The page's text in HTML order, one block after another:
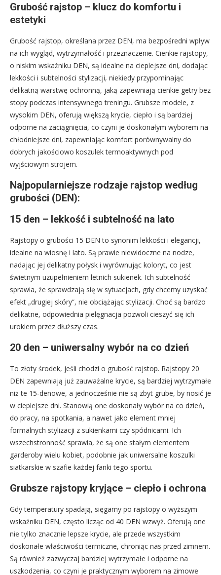
Grubość rajstop – klucz do komfortu i
estetyki
Grubość rajstop, określana przez DEN, ma bezpośredni wpływ
na ich wygląd, wytrzymałość i przeznaczenie. Cienkie rajstopy,
o niskim wskaźniku DEN, są idealne na cieplejsze dni, dodając
lekkości i subtelności stylizacji, niekiedy przypominając
delikatną warstwę ochronną, jaką zapewniają cienkie getry bez
stopy podczas intensywnego treningu. Grubsze modele, z
wysokim DEN, oferują większą krycie, ciepło i są bardziej
odporne na zaciągnięcia, co czyni je doskonałym wyborem na
chłodniejsze dni, zapewniając komfort porównywalny do
dobrych jakościowo koszulek termoaktywnych pod
wyjściowym strojem.
Najpopularniejsze rodzaje rajstop według
grubości (DEN):
15 den – lekkość i subtelność na lato
Rajstopy o grubości 15 DEN to synonim lekkości i elegancji,
idealne na wiosnę i lato. Są prawie niewidoczne na nodze,
nadając jej delikatny połysk i wyrównując koloryt, co jest
świetnym uzupełnieniem letnich sukienek. Ich subtelność
sprawia, że sprawdzają się w sytuacjach, gdy chcemy uzyskać
efekt „drugiej skóry”, nie obciążając stylizacji. Choć są bardzo
delikatne, odpowiednia pielęgnacja pozwoli cieszyć się ich
urokiem przez dłuższy czas.
20 den – uniwersalny wybór na co dzień
To złoty środek, jeśli chodzi o grubość rajstop. Rajstopy 20
DEN zapewniają już zauważalne krycie, są bardziej wytrzymałe
niż te 15-denowe, a jednocześnie nie są zbyt grube, by nosić je
w cieplejsze dni. Stanowią one doskonały wybór na co dzień,
do pracy, na spotkania, a nawet jako element mniej
formalnych stylizacji z sukienkami czy spódnicami. Ich
wszechstronność sprawia, że są one stałym elementem
garderoby wielu kobiet, podobnie jak uniwersalne koszulki
siatkarskie w szafie każdej fanki tego sportu.
Grubsze rajstopy kryjące – ciepło i ochrona
Gdy temperatury spadają, sięgamy po rajstopy o wyższym
wskaźniku DEN, często licząc od 40 DEN wzwyż. Oferują one
nie tylko znacznie lepsze krycie, ale przede wszystkim
doskonałe właściwości termiczne, chroniąc nas przed zimnem.
Są również zazwyczaj bardziej wytrzymałe i odporne na
uszkodzenia, co czyni je praktycznym wyborem na zimowe